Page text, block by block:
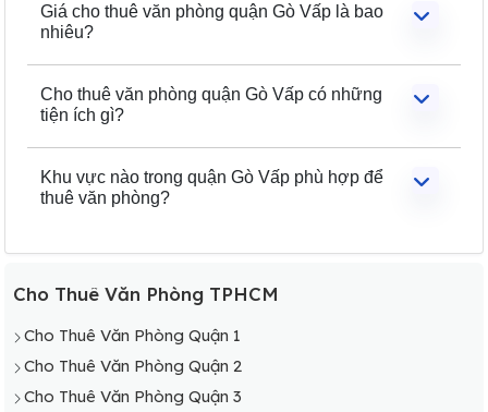
Giá cho thuê văn phòng quận Gò Vấp là bao
nhiêu?
Cho thuê văn phòng quận Gò Vấp có những
tiện ích gì?
Khu vực nào trong quận Gò Vấp phù hợp để
thuê văn phòng?
Cho Thuê Văn Phòng TPHCM
Cho Thuê Văn Phòng Quận 1
Cho Thuê Văn Phòng Quận 2
Cho Thuê Văn Phòng Quận 3